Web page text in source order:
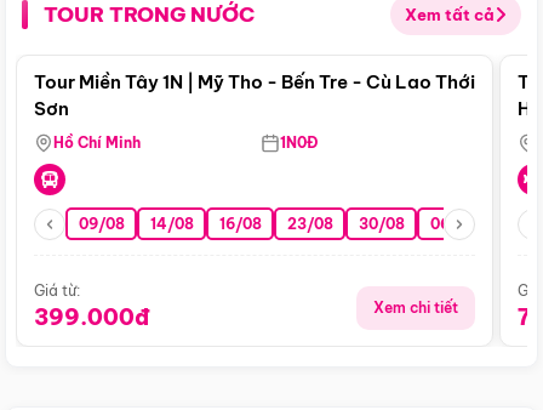
TOUR TRONG NƯỚC Xem tất cả
Điểm nổi bật
Tour Miền Tây 1N | Mỹ Tho - Bến Tre - Cù Lao Thới
Sơn
Hồ Chí Minh 1N0Đ
09/08 14/08 16/08 23/08 30/08 06/09 13/09
Giá từ:
399.000đ Xem chi tiết